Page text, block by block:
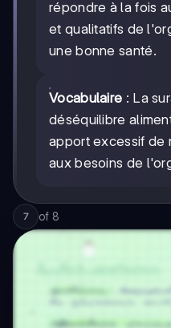
répondre à la fois
et qualitatifs de
une bonne santé.
Vocabulaire : La
déséquilibre
apport excessif de
aux besoins de
7 of 8